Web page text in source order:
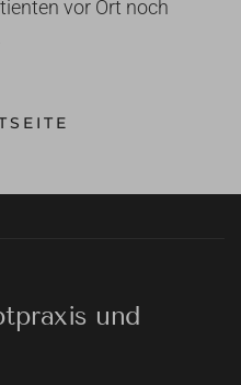
vor Ort noch
und